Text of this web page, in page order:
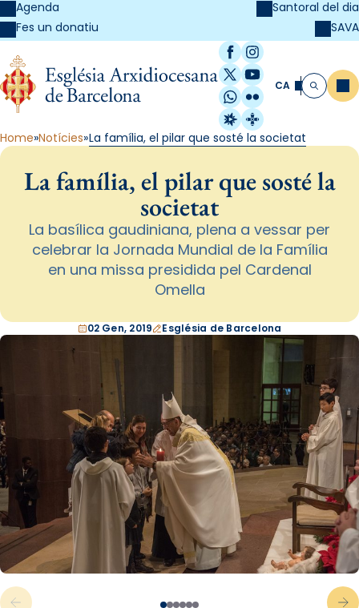
Agenda
Fes un donatiu
Santoral del dia
SAVA
Facebook
Instagram
X / Twitter
YouTube
WhatsApp
Flickr
Radio Estel
Catalunya
CA Cerca
Home Notícies La família, el pilar que sosté la societat
La família, el pilar que sosté la
societat
La basílica gaudiniana, plena a vessar per
celebrar la Jornada Mundial de la Família
en una missa presidida pel Cardenal
Omella
02 Gen, 2019 Església de Barcelona